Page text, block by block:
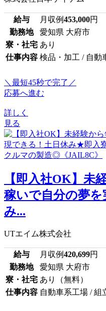
給与 月収例453,000円
勤務地
愛知県 大府市
寮・社宅 あり
仕事内容 検品・加工 / 自動
＼最短45秒で完了／
応募へ進む
詳しく
見る
【即入社OK】未
稼いで自分の夢
み...
UTエイム株式会社
給与 月収例420,699円
勤務地
愛知県 大府市
寮・社宅 あり（無料）
仕事内容 自動車系工場 / 組